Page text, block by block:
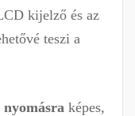
kijelző és az
teszi a
képes,